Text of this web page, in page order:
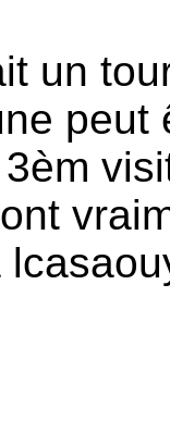
un
peut